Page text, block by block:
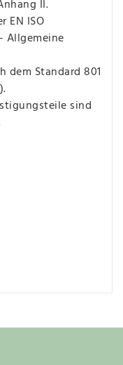
II.
EN ISO
Allgemeine
Standard 801
sind